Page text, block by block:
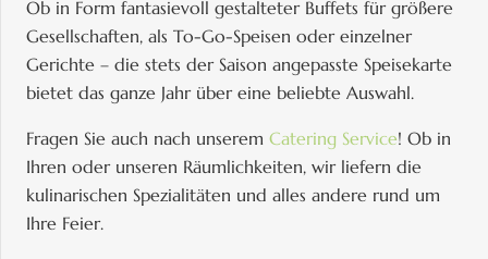
Ob in Form fantasievoll gestalteter Buffets für größere
Gesellschaften, als To-Go-Speisen oder einzelner
Gerichte – die stets der Saison angepasste Speisekarte
bietet das ganze Jahr über eine beliebte Auswahl.
Fragen Sie auch nach unserem Catering Service! Ob in
Ihren oder unseren Räumlichkeiten, wir liefern die
kulinarischen Spezialitäten und alles andere rund um
Ihre Feier.